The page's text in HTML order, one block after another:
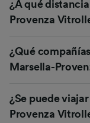
¿A qué
Provenza
¿Qué
Marsella-
¿Se puede
Provenza